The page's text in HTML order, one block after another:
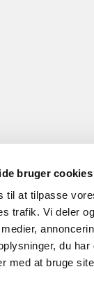
bruger cookies
til at tilpasse
trafik. Vi deler
du
med at bruge